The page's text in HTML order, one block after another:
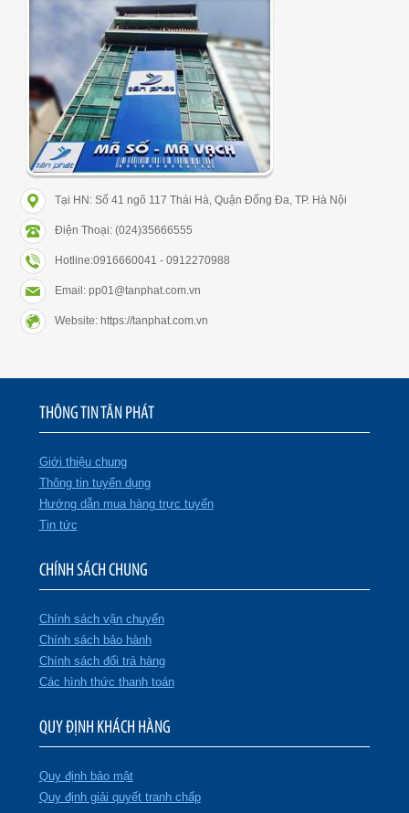
Tại HN: Số 41 ngõ 117 Thái Hà, Quận Đống Đa, TP. Hà Nội
Điện Thoại: (024)35666555
Hotline:0916660041 - 0912270988
Email: pp01@tanphat.com.vn
Website: https://tanphat.com.vn
THÔNG TIN TÂN PHÁT
Giới thiệu chung
Thông tin tuyển dụng
Hướng dẫn mua hàng trực tuyến
Tin tức
CHÍNH SÁCH CHUNG
Chính sách vận chuyển
Chính sách bảo hành
Chính sách đổi trả hàng
Các hình thức thanh toán
QUY ĐỊNH KHÁCH HÀNG
Quy định bảo mật
Quy định giải quyết tranh chấp